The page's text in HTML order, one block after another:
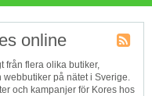
RSS
online
från flera olika butiker,
på nätet i Sverige.
och kampanjer för Kores hos